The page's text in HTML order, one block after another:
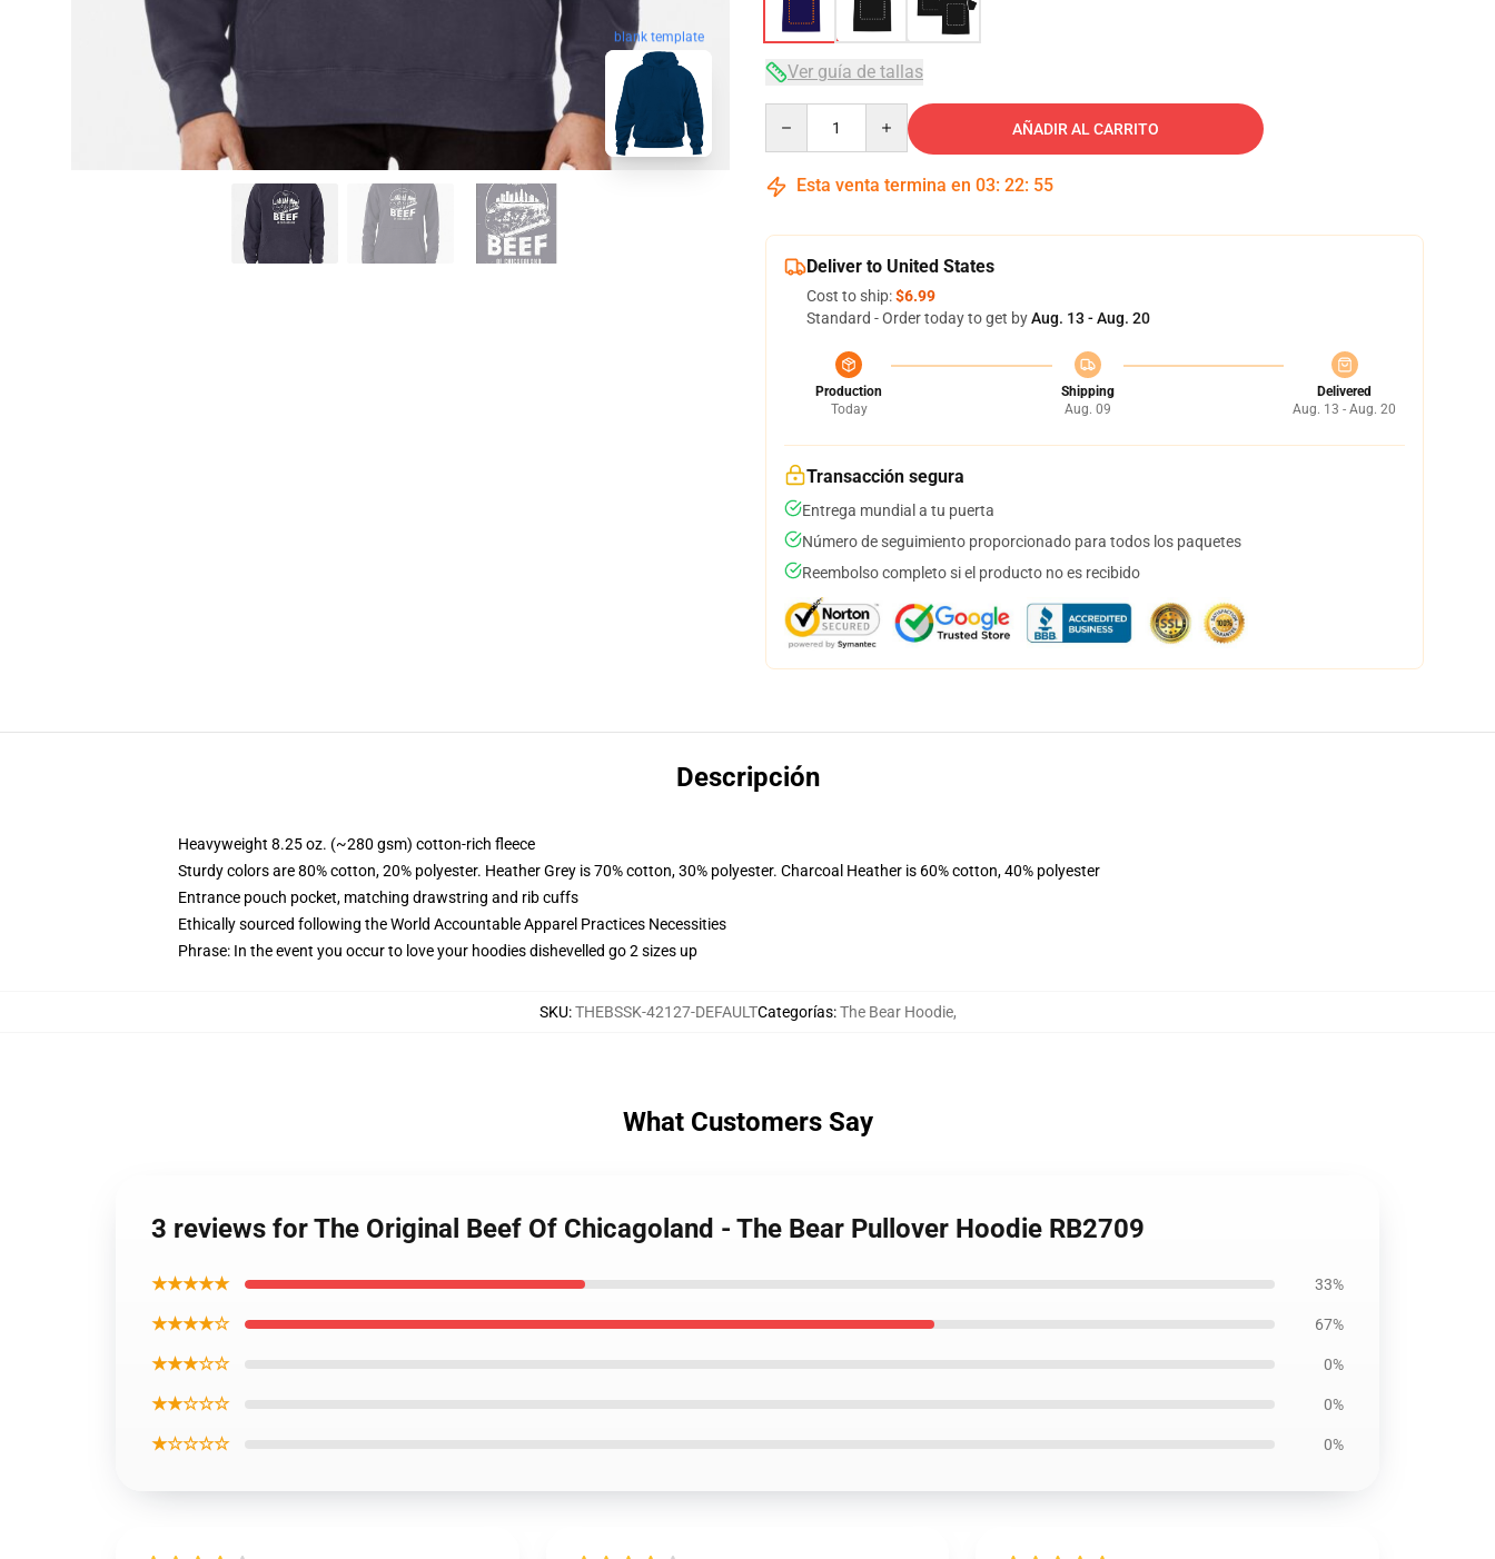
blank template
Ver guía de tallas
AÑADIR AL CARRITO
Esta venta termina en 03: 22: 54
Deliver to United States
Cost to ship:$6.99
Standard - Order today to get byAug. 13 - Aug. 20
Production
Today
Shipping
Aug. 09
Delivered
Aug. 13 - Aug. 20
Transacción segura
Entrega mundial a tu puerta
Número de seguimiento proporcionado para todos los paquetes
Reembolso completo si el producto no es recibido
Descripción
Heavyweight 8.25 oz. (~280 gsm) cotton-rich fleece
Sturdy colors are 80% cotton, 20% polyester. Heather Grey is 70% cotton, 30% polyester. Charcoal Heather is 60% cotton, 40% polyester
Entrance pouch pocket, matching drawstring and rib cuffs
Ethically sourced following the World Accountable Apparel Practices Necessities
Phrase: In the event you occur to love your hoodies dishevelled go 2 sizes up
SKU:THEBSSK-42127-DEFAULTCategorías:The Bear Hoodie,
What Customers Say
3 reviews for The Original Beef Of Chicagoland - The Bear Pullover Hoodie RB2709
★★★★★ 33%
★★★★☆ 67%
★★★☆☆ 0%
★★☆☆☆ 0%
★☆☆☆☆ 0%